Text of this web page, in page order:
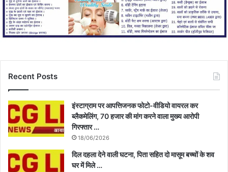
Recent Posts
इंस्टाग्राम पर आपत्तिजनक फोटो-वीडियो वायरल कर
ब्लैकमेलिंग, 70 हजार की मांग करने वाला मुख्य आरोपी
गिरफ्तार …
18/06/2026
दिल दहला देने वाली घटना, पिता सहित दो मासूम बच्चों के शव
घर में मिले …